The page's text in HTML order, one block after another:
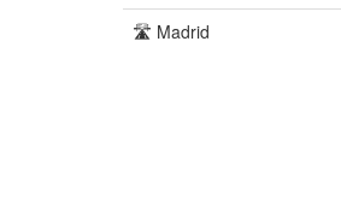
🛣️ Madrid